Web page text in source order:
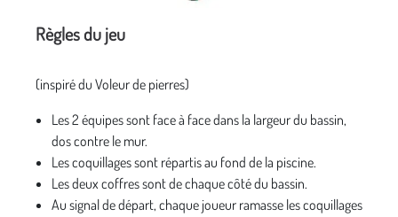
Règles du jeu
(inspiré du Voleur de pierres)
Les 2 équipes sont face à face dans la largeur du bassin,
dos contre le mur.
Les coquillages sont répartis au fond de la piscine.
Les deux coffres sont de chaque côté du bassin.
Au signal de départ, chaque joueur ramasse les coquillages